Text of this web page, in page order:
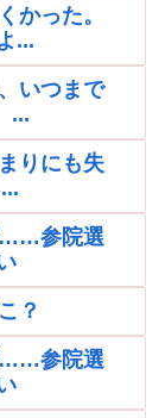
かった。
...
いつまで
...
りにも失
……参院選
？
……参院選